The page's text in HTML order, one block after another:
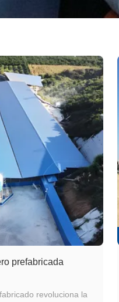
prefabricada
revoluciona la